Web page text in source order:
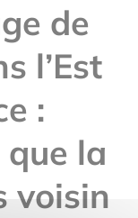
de
l’Est
:
la
voisin